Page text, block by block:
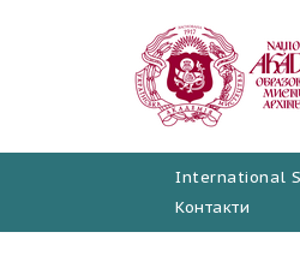
International
Контакти